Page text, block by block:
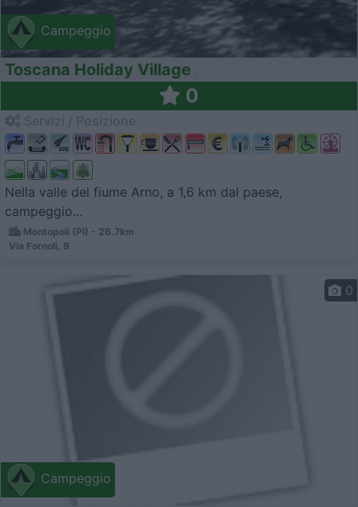
Campeggio
Toscana Holiday Village
0
Nella valle del fiume Arno, a 1,6 km dal paese,
campeggio...
Montopoli (PI) - 26.7km
Via Fornoli, 9
Campeggio
0